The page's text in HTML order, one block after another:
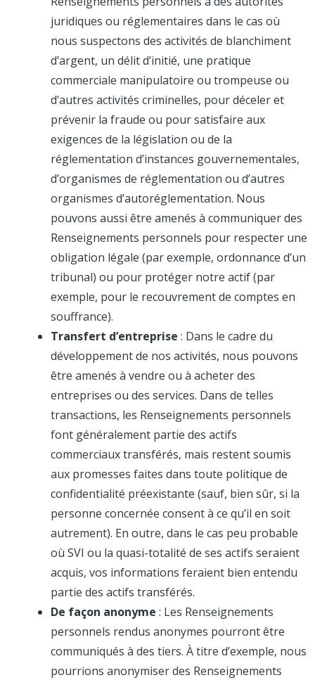
juridiques ou réglementaires dans le cas où
nous suspectons des activités de blanchiment
d’argent, un délit d’initié, une pratique
commerciale manipulatoire ou trompeuse ou
d’autres activités criminelles, pour déceler et
prévenir la fraude ou pour satisfaire aux
exigences de la législation ou de la
réglementation d’instances gouvernementales,
d’organismes de réglementation ou d’autres
organismes d’autoréglementation. Nous
pouvons aussi être amenés à communiquer des
Renseignements personnels pour respecter une
obligation légale (par exemple, ordonnance d’un
tribunal) ou pour protéger notre actif (par
exemple, pour le recouvrement de comptes en
souffrance).
Transfert d’entreprise : Dans le cadre du
développement de nos activités, nous pouvons
être amenés à vendre ou à acheter des
entreprises ou des services. Dans de telles
transactions, les Renseignements personnels
font généralement partie des actifs
commerciaux transférés, mais restent soumis
aux promesses faites dans toute politique de
confidentialité préexistante (sauf, bien sûr, si la
personne concernée consent à ce qu’il en soit
autrement). En outre, dans le cas peu probable
où SVI ou la quasi-totalité de ses actifs seraient
acquis, vos informations feraient bien entendu
partie des actifs transférés.
De façon anonyme : Les Renseignements
personnels rendus anonymes pourront être
communiqués à des tiers. À titre d’exemple, nous
pourrions anonymiser des Renseignements